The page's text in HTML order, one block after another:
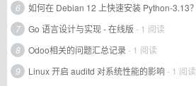
6
如何在 Debian 12 上快速安装 Python-3.13？
7
Go 语言设计与实现 - 在线版 - 1 阅读
8
Odoo相关的问题汇总记录- 1 阅读
9
Linux 开启 auditd 对系统性能的影响- 1 阅读